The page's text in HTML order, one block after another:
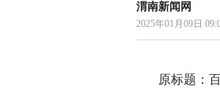
渭南新闻网
2025年01月09日
原标题：